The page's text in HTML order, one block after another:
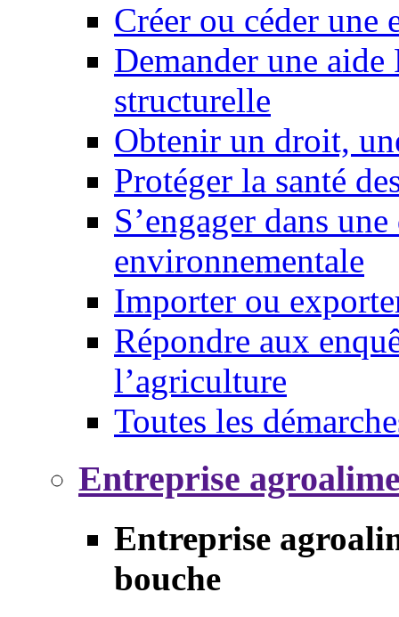
Créer ou céder une
Demander une
structurelle
Obtenir un droit,
Protéger la santé
S’engager dans
environnementale
Importer ou
Répondre aux
l’agriculture
Toutes les
Entreprise
Entreprise
bouche